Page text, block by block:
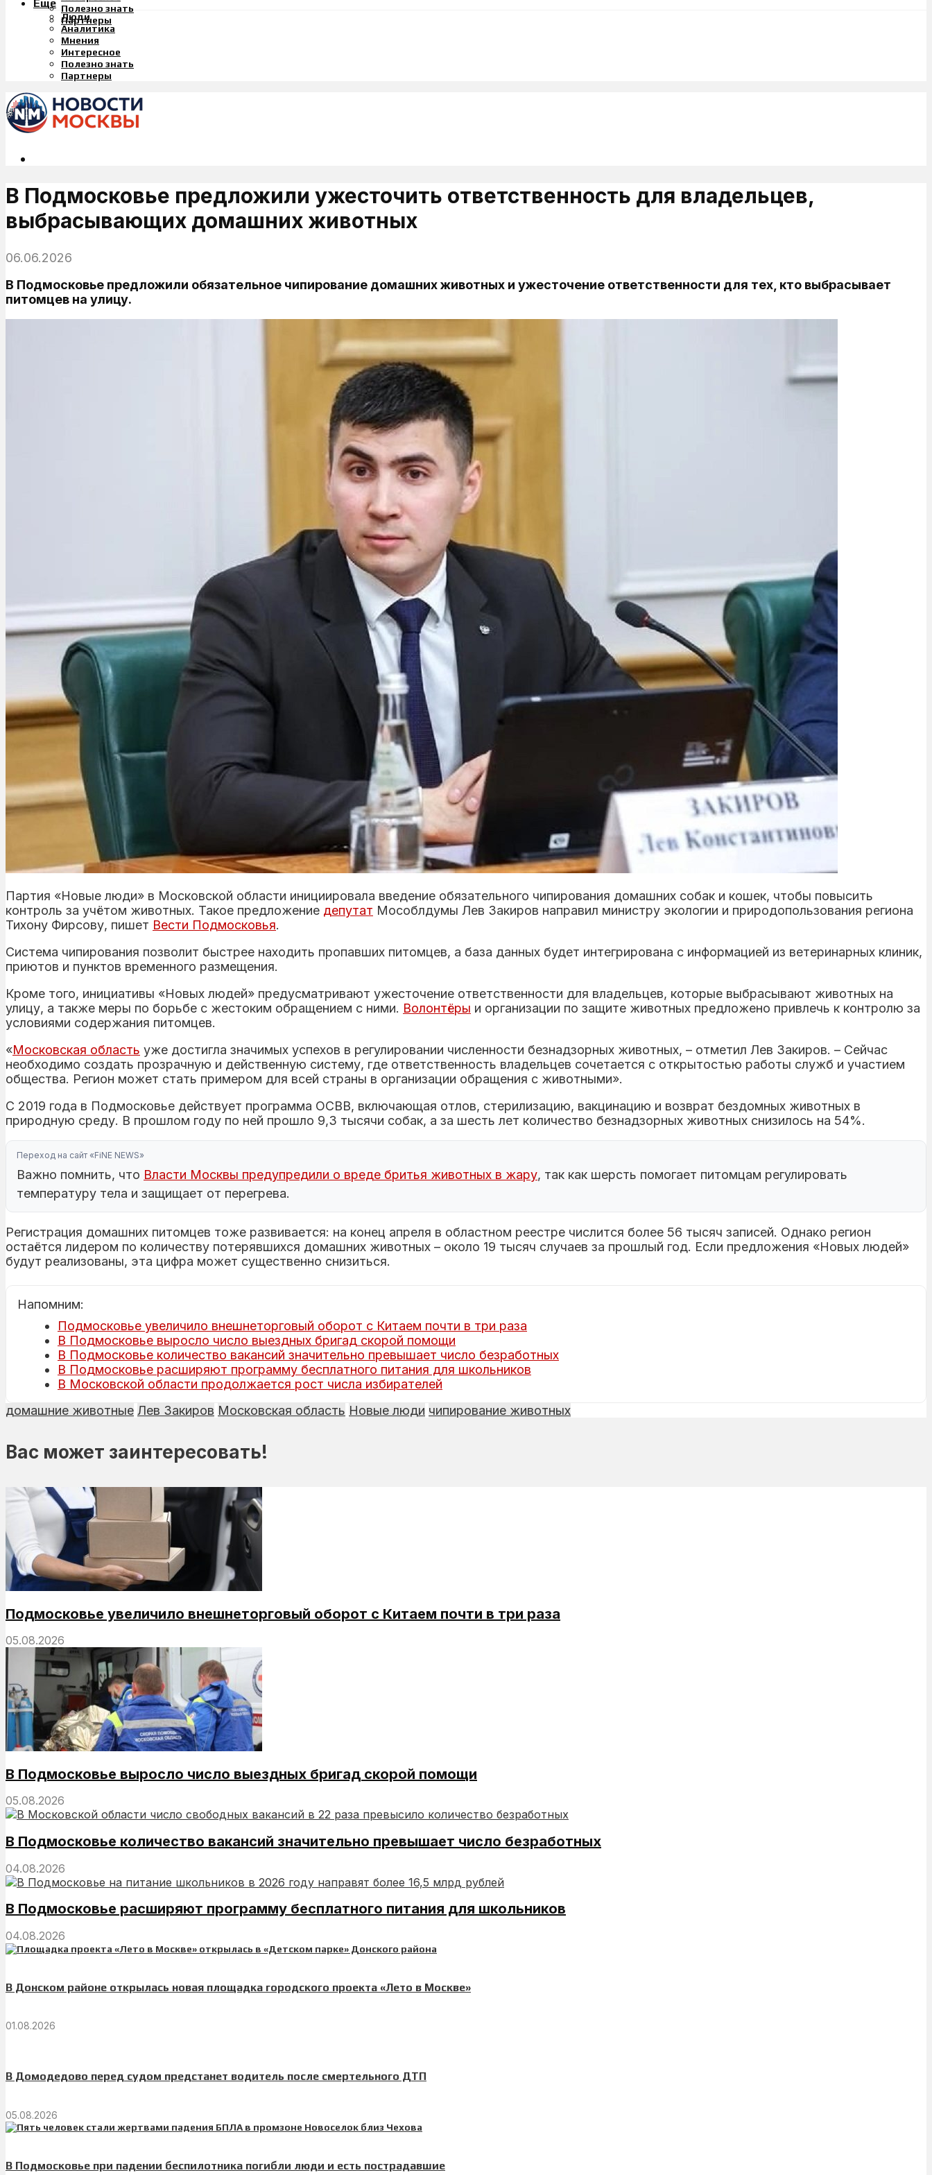
Полезно знать
Партнеры
Еще
Люди
Аналитика
Мнения
Интересное
Полезно знать
Партнеры
В Подмосковье предложили ужесточить ответственность для владельцев,
выбрасывающих домашних животных
06.06.2026
В Подмосковье предложили обязательное чипирование домашних животных и ужесточение ответственности для тех, кто выбрасывает
питомцев на улицу.
Партия «Новые люди» в Московской области инициировала введение обязательного чипирования домашних собак и кошек, чтобы повысить
контроль за учётом животных. Такое предложение депутат Мособлдумы Лев Закиров направил министру экологии и природопользования региона
Тихону Фирсову, пишет Вести Подмосковья.
Система чипирования позволит быстрее находить пропавших питомцев, а база данных будет интегрирована с информацией из ветеринарных клиник,
приютов и пунктов временного размещения.
Кроме того, инициативы «Новых людей» предусматривают ужесточение ответственности для владельцев, которые выбрасывают животных на
улицу, а также меры по борьбе с жестоким обращением с ними. Волонтёры и организации по защите животных предложено привлечь к контролю за
условиями содержания питомцев.
«Московская область уже достигла значимых успехов в регулировании численности безнадзорных животных, – отметил Лев Закиров. – Сейчас
необходимо создать прозрачную и действенную систему, где ответственность владельцев сочетается с открытостью работы служб и участием
общества. Регион может стать примером для всей страны в организации обращения с животными».
С 2019 года в Подмосковье действует программа ОСВВ, включающая отлов, стерилизацию, вакцинацию и возврат бездомных животных в
природную среду. В прошлом году по ней прошло 9,3 тысячи собак, а за шесть лет количество безнадзорных животных снизилось на 54%.
Переход на сайт «FiNE NEWS»
Важно помнить, что Власти Москвы предупредили о вреде бритья животных в жару, так как шерсть помогает питомцам регулировать
температуру тела и защищает от перегрева.
Регистрация домашних питомцев тоже развивается: на конец апреля в областном реестре числится более 56 тысяч записей. Однако регион
остаётся лидером по количеству потерявшихся домашних животных – около 19 тысяч случаев за прошлый год. Если предложения «Новых людей»
будут реализованы, эта цифра может существенно снизиться.
Напомним:
Подмосковье увеличило внешнеторговый оборот с Китаем почти в три раза
В Подмосковье выросло число выездных бригад скорой помощи
В Подмосковье количество вакансий значительно превышает число безработных
В Подмосковье расширяют программу бесплатного питания для школьников
В Московской области продолжается рост числа избирателей
домашние животные Лев Закиров Московская область Новые люди чипирование животных
Вас может заинтересовать!
Подмосковье увеличило внешнеторговый оборот с Китаем почти в три раза
05.08.2026
В Подмосковье выросло число выездных бригад скорой помощи
05.08.2026
В Подмосковье количество вакансий значительно превышает число безработных
04.08.2026
В Подмосковье расширяют программу бесплатного питания для школьников
04.08.2026
В Донском районе открылась новая площадка городского проекта «Лето в Москве»
01.08.2026
В Домодедово перед судом предстанет водитель после смертельного ДТП
05.08.2026
В Подмосковье при падении беспилотника погибли люди и есть пострадавшие